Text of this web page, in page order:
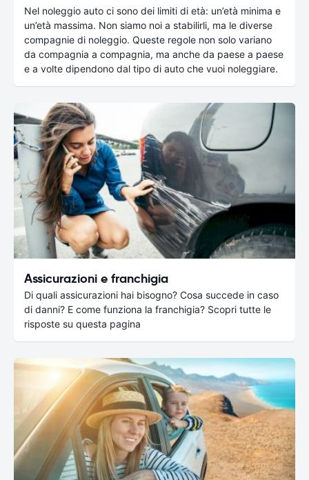
Nel noleggio auto ci sono dei limiti di età: un’età minima e
un’età massima. Non siamo noi a stabilirli, ma le diverse
compagnie di noleggio. Queste regole non solo variano
da compagnia a compagnia, ma anche da paese a paese
e a volte dipendono dal tipo di auto che vuoi noleggiare.
Assicurazioni e franchigia
Di quali assicurazioni hai bisogno? Cosa succede in caso
di danni? E come funziona la franchigia? Scopri tutte le
risposte su questa pagina